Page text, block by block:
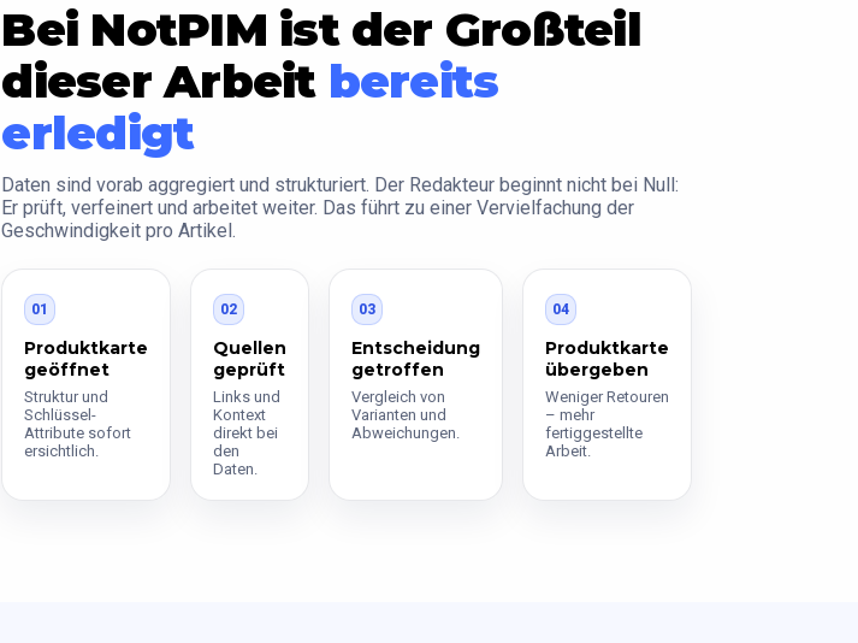
Bei NotPIM ist der Großteil
dieser Arbeit bereits
erledigt
Daten sind vorab aggregiert und strukturiert. Der Redakteur beginnt nicht bei Null:
Er prüft, verfeinert und arbeitet weiter. Das führt zu einer Vervielfachung der
Geschwindigkeit pro Artikel.
01
Produktkarte
geöffnet
Struktur und
Schlüssel-
Attribute sofort
ersichtlich.
02
Quellen
geprüft
Links und
Kontext
direkt bei
den
Daten.
03
Entscheidung
getroffen
Vergleich von
Varianten und
Abweichungen.
04
Produktkarte
übergeben
Weniger Retouren
– mehr
fertiggestellte
Arbeit.